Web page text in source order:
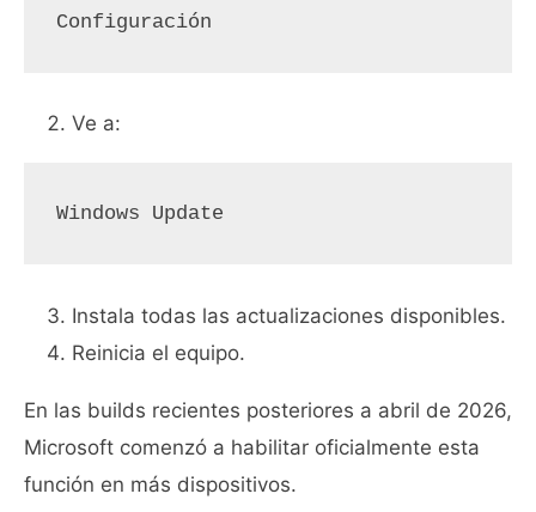
Configuración
Ve a:
Windows Update
Instala todas las actualizaciones disponibles.
Reinicia el equipo.
En las builds recientes posteriores a abril de 2026,
Microsoft comenzó a habilitar oficialmente esta
función en más dispositivos.